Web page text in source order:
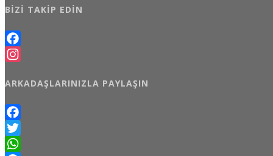
BIZI TAKIP EDIN
Facebook
ARKADAŞLARINIZLA PAYLAŞIN
Facebook
Twitter